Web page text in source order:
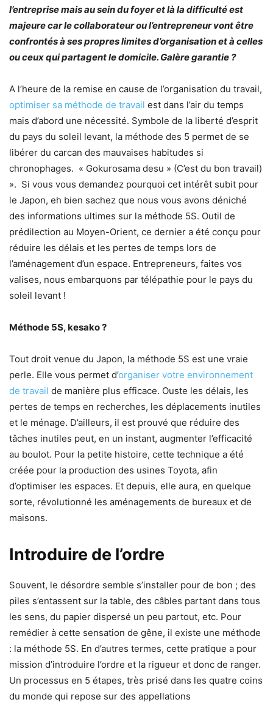
l’entreprise mais au sein du foyer et là la difficulté est
majeure car le collaborateur ou l’entrepreneur vont être
confrontés à ses propres limites d’organisation et à celles
ou ceux qui partagent le domicile. Galère garantie ?
A l’heure de la remise en cause de l’organisation du travail,
optimiser sa méthode de travail est dans l’air du temps
mais d’abord une nécessité. Symbole de la liberté d’esprit
du pays du soleil levant, la méthode des 5 permet de se
libérer du carcan des mauvaises habitudes si
chronophages. « Gokurosama desu » (C’est du bon travail)
». Si vous vous demandez pourquoi cet intérêt subit pour
le Japon, eh bien sachez que nous vous avons déniché
des informations ultimes sur la méthode 5S. Outil de
prédilection au Moyen-Orient, ce dernier a été conçu pour
réduire les délais et les pertes de temps lors de
l’aménagement d’un espace. Entrepreneurs, faites vos
valises, nous embarquons par télépathie pour le pays du
soleil levant !
Méthode 5S, kesako ?
Tout droit venue du Japon, la méthode 5S est une vraie
perle. Elle vous permet d’organiser votre environnement
de travail de manière plus efficace. Ouste les délais, les
pertes de temps en recherches, les déplacements inutiles
et le ménage. D’ailleurs, il est prouvé que réduire des
tâches inutiles peut, en un instant, augmenter l’efficacité
au boulot. Pour la petite histoire, cette technique a été
créée pour la production des usines Toyota, afin
d’optimiser les espaces. Et depuis, elle aura, en quelque
sorte, révolutionné les aménagements de bureaux et de
maisons.
Introduire de l’ordre
Souvent, le désordre semble s’installer pour de bon ; des
piles s’entassent sur la table, des câbles partant dans tous
les sens, du papier dispersé un peu partout, etc. Pour
remédier à cette sensation de gêne, il existe une méthode
: la méthode 5S. En d’autres termes, cette pratique a pour
mission d’introduire l’ordre et la rigueur et donc de ranger.
Un processus en 5 étapes, très prisé dans les quatre coins
du monde qui repose sur des appellations